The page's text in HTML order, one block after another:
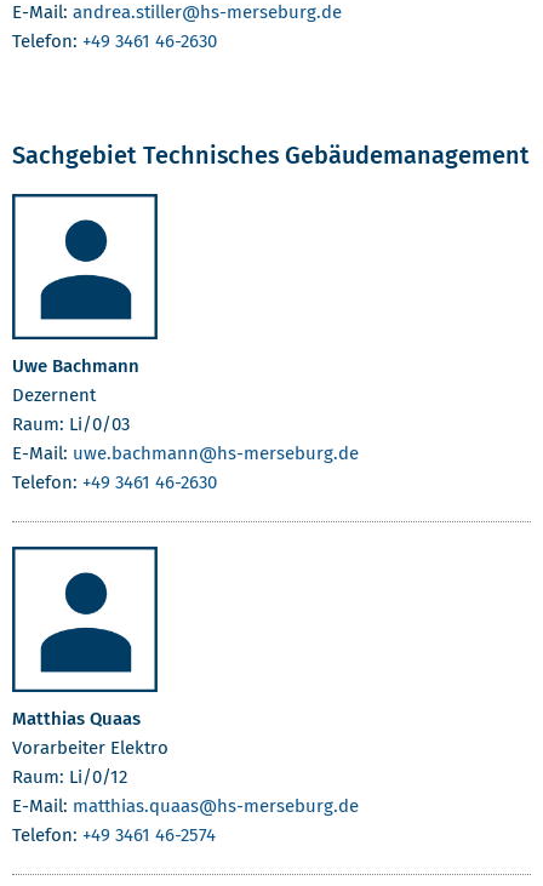
E-Mail: andrea.stiller@hs-merseburg.de
Telefon: +49 3461 46-2630
Sachgebiet Technisches Gebäudemanagement
Uwe Bachmann
Dezernent
Raum: Li/0/03
E-Mail: uwe.bachmann@hs-merseburg.de
Telefon: +49 3461 46-2630
Matthias Quaas
Vorarbeiter Elektro
Raum: Li/0/12
E-Mail: matthias.quaas@hs-merseburg.de
Telefon: +49 3461 46-2574